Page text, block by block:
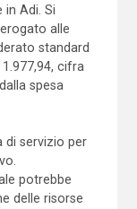
Adi. Si
alle
standard
cifra
spesa
di servizio per
potrebbe
delle risorse